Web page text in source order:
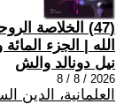
(47) الخلاصة
الله | الجزء
نيل دونالد والش
2026 / 8 / 8
العلمانية، الدين